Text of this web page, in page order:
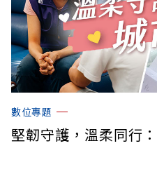
數位專題
堅韌守護，溫柔同行